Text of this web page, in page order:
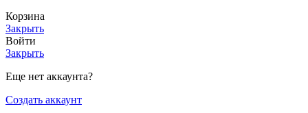
Корзина
Закрыть
Войти
Закрыть
Еще нет аккаунта?
Создать аккаунт